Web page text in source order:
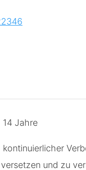
14 Jahre
und zu